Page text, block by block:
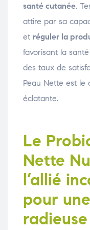
santé cutanée.
attire par sa
et réguler la
favorisant la
des taux de
Peau Nette est le
éclatante.
Le
Nette
l’allié
pour
radieuse